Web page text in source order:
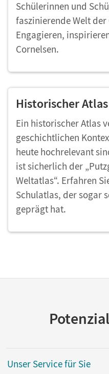
Schülerinnen und
faszinierende Welt
Engagieren,
Cornelsen.
Historischer Atlas
Ein historischer Atlas
geschichtlichen
heute hochrelevant
ist sicherlich der
Weltatlas“. Erfahren
Schulatlas, der sogar
geprägt hat.
Unser Service für Sie